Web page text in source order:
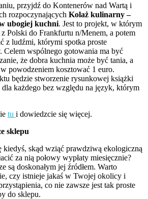
przyjdź do Kontenerów nad Wartą i
rozpoczynających Kolaż kulinarny –
ubogiej kuchni. Jest to projekt, w którym
Polski do Frankfurtu n/Menem, a potem
z ludźmi, którymi spotka proste
Celem wspólnego gotowania ma być
że dobra kuchnia może być tania, a
powodzeniem kosztować 1 euro.
będzie stworzenie rysunkowej książki
dla każdego bez względu na język, którym
tu i dowiedzcie się więcej.
sklepu
kiedyś, skąd wziąć prawdziwą ekologiczną
za nią połowy wypłaty miesięcznie?
są doskonałym jej źródłem. Warto
czy istnieje jakaś w Twojej okolicy i
co nie zawsze jest tak proste
do sklepu.